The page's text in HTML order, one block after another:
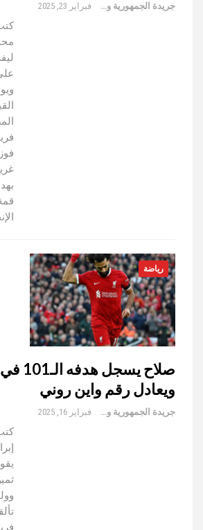
جريدة الجمهورية والعالم فبراير 23, 2025
رياضة
صلاح
ويعادل رقم واين روني
جريدة الجمهورية والعالم فبراير 16, 2025